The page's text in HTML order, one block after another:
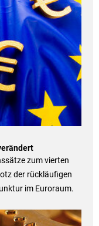
zum vierten
der rückläufigen
im Euroraum.